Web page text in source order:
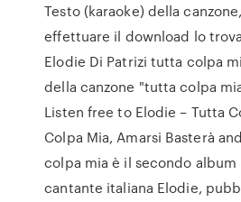
Testo (karaoke) della
effettuare il download lo
Elodie Di Patrizi tutta colpa
della canzone "tutta colpa
Listen free to Elodie – Tutta
Colpa Mia, Amarsi Basterà
colpa mia è il secondo
cantante italiana Elodie,